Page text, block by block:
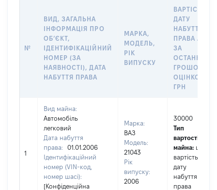
№
ВИД, ЗАГАЛЬНА
ІНФОРМАЦІЯ ПРО
ОБʼЄКТ,
ІДЕНТИФІКАЦІЙНИЙ
НОМЕР (ЗА
НАЯВНОСТІ), ДАТА
НАБУТТЯ ПРАВА
МАРКА,
МОДЕЛЬ,
РІК
ВИПУСКУ
ВАРТІСТЬ НА
ДАТУ
НАБУТТЯ
ПРАВА АБО
ЗА
ГРОШОВОЮ
ОЦІНКОЮ,
ГРН
1
Вид майна:
Автомобіль
легковий
Дата набуття
права:
01.01.2006
Ідентифікаційний
номер (VIN-код,
номер шасі):
[Конфіденційна
Марка:
ВАЗ
Модель:
21043
Рік
випуску:
2006
30000
Тип
вартості
майна: це
вартість на
дату
набуття
права